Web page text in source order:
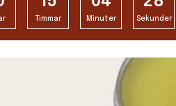
Timmar Minuter Sekunder